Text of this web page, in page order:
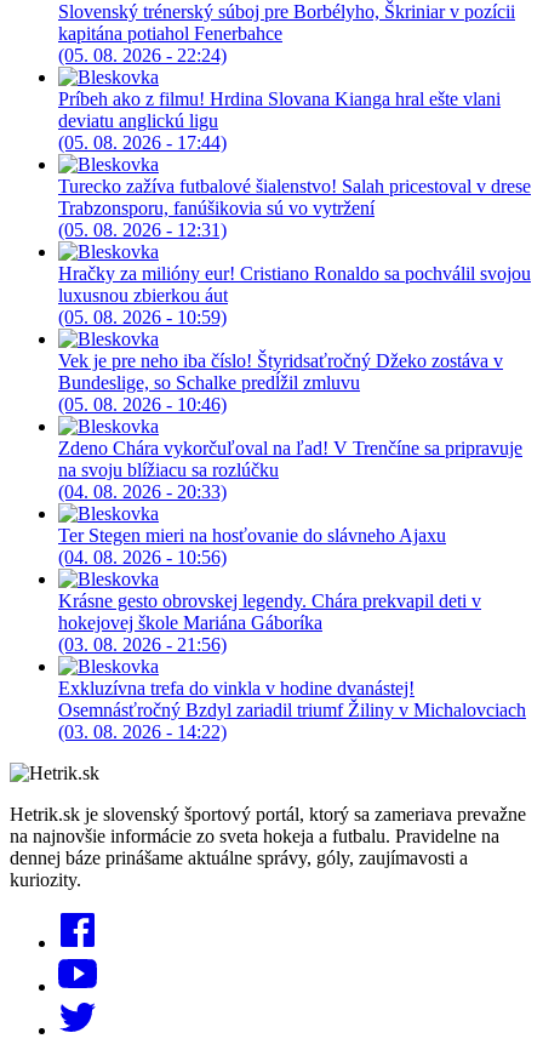
Slovenský trénerský súboj pre Borbélyho, Škriniar v pozícii
kapitána potiahol Fenerbahce
(05. 08. 2026 - 22:24)
Príbeh ako z filmu! Hrdina Slovana Kianga hral ešte vlani
deviatu anglickú ligu
(05. 08. 2026 - 17:44)
Turecko zažíva futbalové šialenstvo! Salah pricestoval v drese
Trabzonsporu, fanúšikovia sú vo vytržení
(05. 08. 2026 - 12:31)
Hračky za milióny eur! Cristiano Ronaldo sa pochválil svojou
luxusnou zbierkou áut
(05. 08. 2026 - 10:59)
Vek je pre neho iba číslo! Štyridsaťročný Džeko zostáva v
Bundeslige, so Schalke predĺžil zmluvu
(05. 08. 2026 - 10:46)
Zdeno Chára vykorčuľoval na ľad! V Trenčíne sa pripravuje
na svoju blížiacu sa rozlúčku
(04. 08. 2026 - 20:33)
Ter Stegen mieri na hosťovanie do slávneho Ajaxu
(04. 08. 2026 - 10:56)
Krásne gesto obrovskej legendy. Chára prekvapil deti v
hokejovej škole Mariána Gáboríka
(03. 08. 2026 - 21:56)
Exkluzívna trefa do vinkla v hodine dvanástej!
Osemnásťročný Bzdyl zariadil triumf Žiliny v Michalovciach
(03. 08. 2026 - 14:22)
Hetrik.sk je slovenský športový portál, ktorý sa zameriava prevažne
na najnovšie informácie zo sveta hokeja a futbalu. Pravidelne na
dennej báze prinášame aktuálne správy, góly, zaujímavosti a
kuriozity.